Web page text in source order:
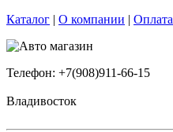
Каталог | О компании | Оплата
Телефон: +7(908)911-66-15
Владивосток